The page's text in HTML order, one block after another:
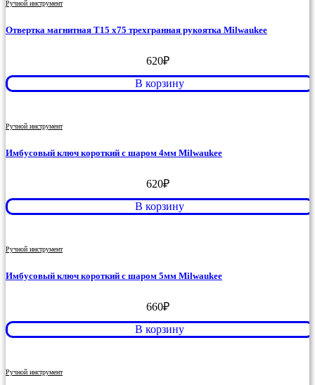
Ручной инструмент
Отвертка магнитная T15 x75 трехгранная рукоятка Milwaukee
620₽
В корзину
Ручной инструмент
Имбусовый ключ короткий с шаром 4мм Milwaukee
620₽
В корзину
Ручной инструмент
Имбусовый ключ короткий с шаром 5мм Milwaukee
660₽
В корзину
Ручной инструмент